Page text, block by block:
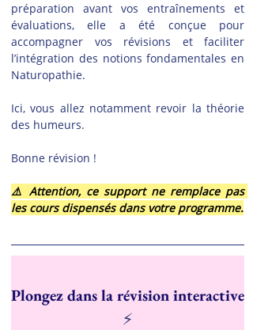
préparation avant vos entraînements et
évaluations, elle a été conçue pour
accompagner vos révisions et faciliter
l’intégration des notions fondamentales en
Naturopathie.
Ici, vous allez notamment revoir la théorie
des humeurs.
Bonne révision !
⚠️ Attention, ce support ne remplace pas
les cours dispensés dans votre programme.
Plongez dans la révision interactive
⚡